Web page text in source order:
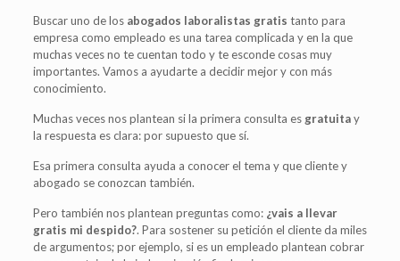
Buscar uno de los abogados laboralistas gratis tanto para
empresa como empleado es una tarea complicada y en la que
muchas veces no te cuentan todo y te esconde cosas muy
importantes. Vamos a ayudarte a decidir mejor y con más
conocimiento.
Muchas veces nos plantean si la primera consulta es gratuitay
la respuesta es clara: por supuesto que sí.
Esa primera consulta ayuda a conocer el tema y que cliente y
abogado se conozcan también.
Pero también nos plantean preguntas como:¿vais a llevar
gratis mi despido?. Para sostener su petición el cliente da miles
de argumentos; por ejemplo, si es un empleado plantean cobrar